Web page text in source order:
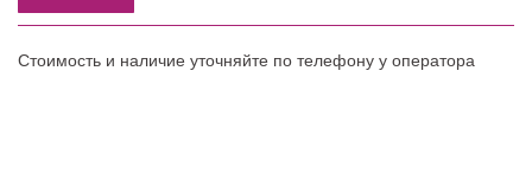
Стоимость и наличие уточняйте по телефону у оператора